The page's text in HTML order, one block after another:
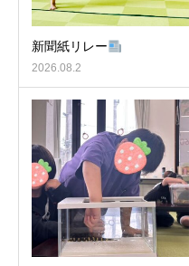
新聞紙リレー
2026.08.2